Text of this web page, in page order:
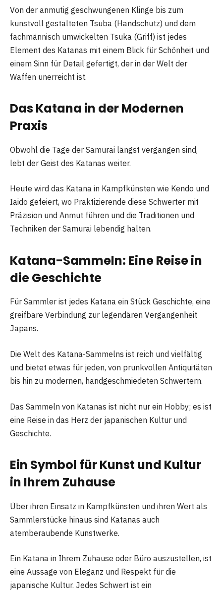
Von der anmutig geschwungenen Klinge bis zum
kunstvoll gestalteten Tsuba (Handschutz) und dem
fachmännisch umwickelten Tsuka (Griff) ist jedes
Element des Katanas mit einem Blick für Schönheit und
einem Sinn für Detail gefertigt, der in der Welt der
Waffen unerreicht ist.
Das Katana in der Modernen
Praxis
Obwohl die Tage der Samurai längst vergangen sind,
lebt der Geist des Katanas weiter.
Heute wird das Katana in Kampfkünsten wie Kendo und
Iaido gefeiert, wo Praktizierende diese Schwerter mit
Präzision und Anmut führen und die Traditionen und
Techniken der Samurai lebendig halten.
Katana-Sammeln: Eine Reise in
die Geschichte
Für Sammler ist jedes Katana ein Stück Geschichte, eine
greifbare Verbindung zur legendären Vergangenheit
Japans.
Die Welt des Katana-Sammelns ist reich und vielfältig
und bietet etwas für jeden, von prunkvollen Antiquitäten
bis hin zu modernen, handgeschmiedeten Schwertern.
Das Sammeln von Katanas ist nicht nur ein Hobby; es ist
eine Reise in das Herz der japanischen Kultur und
Geschichte.
Ein Symbol für Kunst und Kultur
in Ihrem Zuhause
Über ihren Einsatz in Kampfkünsten und ihren Wert als
Sammlerstücke hinaus sind Katanas auch
atemberaubende Kunstwerke.
Ein Katana in Ihrem Zuhause oder Büro auszustellen, ist
eine Aussage von Eleganz und Respekt für die
japanische Kultur. Jedes Schwert ist ein